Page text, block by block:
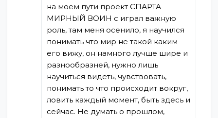
на моем пути проект СПАРТА
МИРНЫЙ ВОИН с играл важную
роль, там меня осенило, я научился
понимать что мир не такой каким
его вижу, он намного лучше шире и
разнообразней, нужно лишь
научиться видеть, чувствовать,
понимать то что происходит вокруг,
ловить каждый момент, быть здесь и
сейчас. Не думать о прошлом,